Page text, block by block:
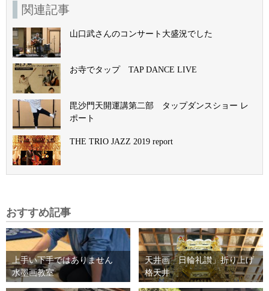
関連記事
山口武さんのコンサート大盛況でした
お寺でタップ TAP DANCE LIVE
毘沙門天開運講第二部 タップダンスショー レ
ポート
THE TRIO JAZZ 2019 report
おすすめ記事
上手い下手ではありません
水墨画教室
天井画「日輪礼讃」折り上げ
格天井